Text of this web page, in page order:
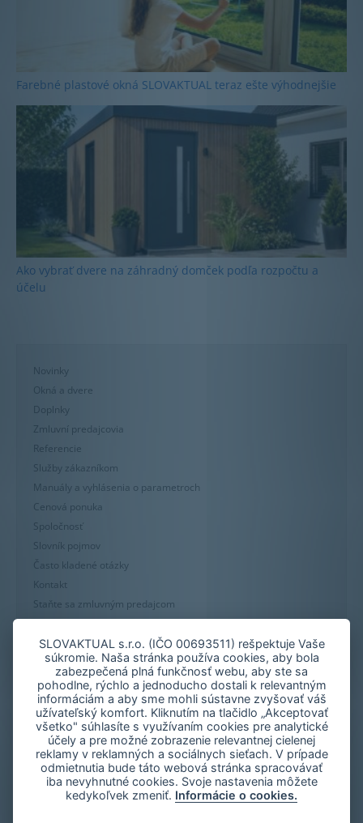
Farebné plastové okná SLOVAKTUAL teraz ešte výhodnejšie
Ako vybrať dvere na záhradný domček podľa rozpočtu a
účelu
Novinky
Okná a dvere
Doplnky
Zmluvní predajcovia
Referencie
Služby zákazníkom
Manuály a vyhlásenia o parametroch
Cenová ponuka
Spoločnosť
Slovník pojmov
Často kladené otázky
Kontakt
Staňte sa zmluvným predajcom
Mapa stránky
Zásady používania súborov cookie
Nastavenie cookies
Oznámenie nekalých praktík
SLOVAKTUAL s.r.o. (IČO 00693511) rešpektuje Vaše
súkromie. Naša stránka používa cookies, aby bola
zabezpečená plná funkčnosť webu, aby ste sa
pohodlne, rýchlo a jednoducho dostali k relevantným
informáciám a aby sme mohli sústavne zvyšovať váš
užívateľský komfort. Kliknutím na tlačidlo „Akceptovať
všetko" súhlasíte s využívaním cookies pre analytické
účely a pre možné zobrazenie relevantnej cielenej
reklamy v reklamných a sociálnych sieťach. V prípade
odmietnutia bude táto webová stránka spracovávať
iba nevyhnutné cookies. Svoje nastavenia môžete
kedykoľvek zmeniť. Informácie o cookies.